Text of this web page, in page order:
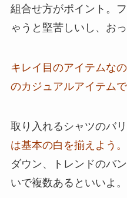
組合せ方がポイント。
ゃうと堅苦しいし、お
キレイ目のアイテムな
のカジュアルアイテム
取り入れるシャツのバ
は基本の白を揃えよう。
ダウン、トレンドのバ
いで複数あるといいよ。